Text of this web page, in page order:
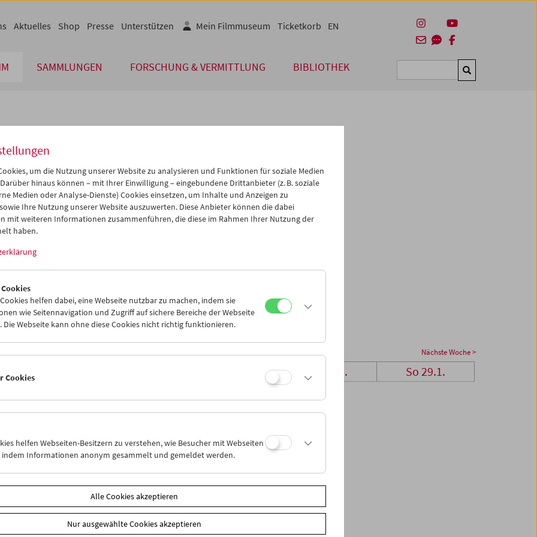
SAMMLUNGEN FORSCHUNG & VERMITTLUNG BIBLIOTHEK Suchen
Aktuelles Shop Presse Unterstützen Mein Filmmuseum Ticketkorb EN
Jan 2012 >>
Mi Do Fr Sa So
28 29 30 31
01
04 05 06 07
08
11 12
18 19
01
iCalender
Programmheft-PDF
English language or subtitles
Nächste Woche >
Mi 25.1. Sa 28.1. So 29.1.
um die Nutzung unserer Website zu analysieren und Funktionen für soziale Medien
hinaus können – mit Ihrer Einwilligung – eingebundene Drittanbieter (z. B. soziale
Medien oder Analyse-Dienste) Cookies einsetzen, um Inhalte und Anzeigen zu
Ihre Nutzung unserer Website auszuwerten. Diese Anbieter können die dabei
mit weiteren Informationen zusammenführen, die diese im Rahmen Ihrer Nutzung der
haben.
helfen dabei, eine Webseite nutzbar zu machen, indem sie
wie Seitennavigation und Zugriff auf sichere Bereiche der Webseite
Die Webseite kann ohne diese Cookies nicht richtig funktionieren.
Cookies
helfen Webseiten-Besitzern zu verstehen, wie Besucher mit Webseiten
indem Informationen anonym gesammelt und gemeldet werden.
Alle Cookies akzeptieren
Nur ausgewählte Cookies akzeptieren